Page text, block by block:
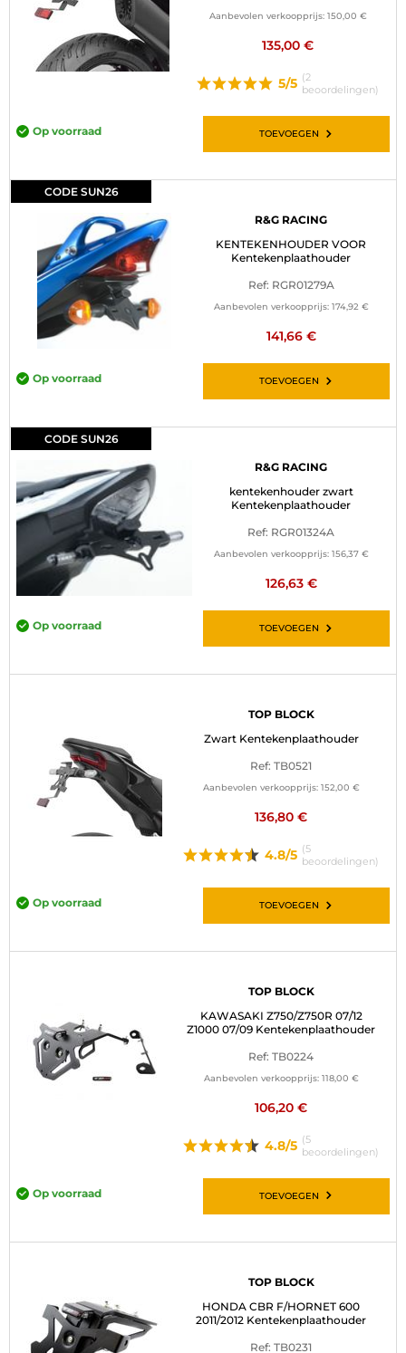
Aanbevolen verkoopprijs: 150,00 €
135,00 €
5/5 (2
beoordelingen)
Op voorraad TOEVOEGEN
CODE SUN26
R&G RACING
KENTEKENHOUDER VOOR
Kentekenplaathouder
Ref: RGR01279A
Aanbevolen verkoopprijs: 174,92 €
141,66 €
Op voorraad TOEVOEGEN
CODE SUN26
R&G RACING
kentekenhouder zwart
Kentekenplaathouder
Ref: RGR01324A
Aanbevolen verkoopprijs: 156,37 €
126,63 €
Op voorraad TOEVOEGEN
TOP BLOCK
Zwart Kentekenplaathouder
Ref: TB0521
Aanbevolen verkoopprijs: 152,00 €
136,80 €
4.8/5 (5
beoordelingen)
Op voorraad TOEVOEGEN
TOP BLOCK
KAWASAKI Z750/Z750R 07/12
Z1000 07/09 Kentekenplaathouder
Ref: TB0224
Aanbevolen verkoopprijs: 118,00 €
106,20 €
4.8/5 (5
beoordelingen)
Op voorraad TOEVOEGEN
TOP BLOCK
HONDA CBR F/HORNET 600
2011/2012 Kentekenplaathouder
Ref: TB0231